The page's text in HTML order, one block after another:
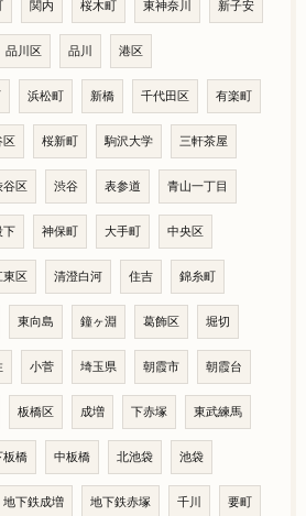
関内 桜木町 東神奈川 新子安
品川区 品川 港区
浜松町 新橋 千代田区 有楽町
区 桜新町 駒沢大学 三軒茶屋
谷区 渋谷 表参道 青山一丁目
下 神保町 大手町 中央区
東区 清澄白河 住吉 錦糸町
東向島 鐘ヶ淵 葛飾区 堀切
小菅 埼玉県 朝霞市 朝霞台
板橋区 成増 下赤塚 東武練馬
板橋 中板橋 北池袋 池袋
地下鉄成増 地下鉄赤塚 千川 要町